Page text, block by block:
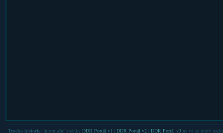
Trocha historie: Informační stránky DDR Portál v1 DDR Portál v2| DDR Portál v3na v4 se právě